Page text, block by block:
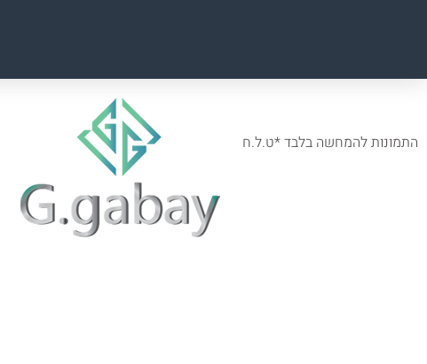
התמונות להמחשה בלבד *ט.ל.ח